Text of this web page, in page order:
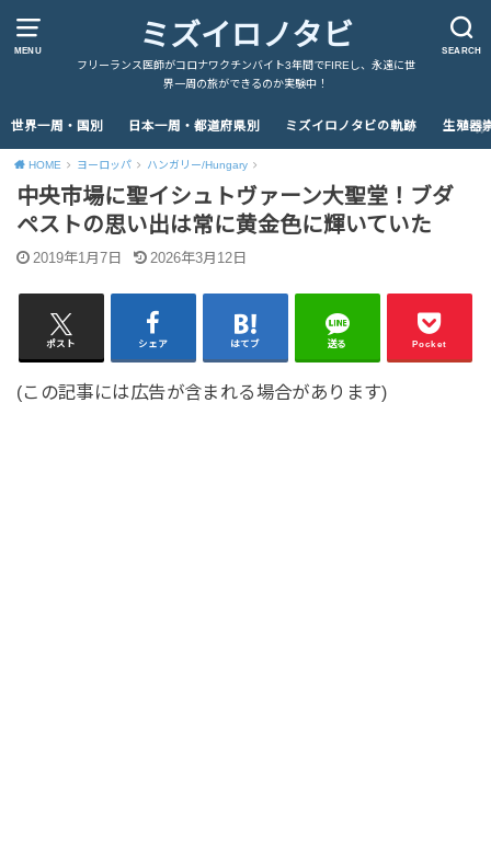
MENU SEARCH
ミズイロノタビ
フリーランス医師がコロナワクチンバイト3年間でFIREし、永遠に世
界一周の旅ができるのか実験中！
世界一周・国別 日本一周・都道府県別 ミズイロノタビの軌跡 生殖器
HOME ヨーロッパ ハンガリー/Hungary
中央市場に聖イシュトヴァーン大聖堂！ブダ
ペストの思い出は常に黄金色に輝いていた
2019年1月7日 2026年3月12日
ポスト シェア はてブ 送る Pocket
(この記事には広告が含まれる場合があります)